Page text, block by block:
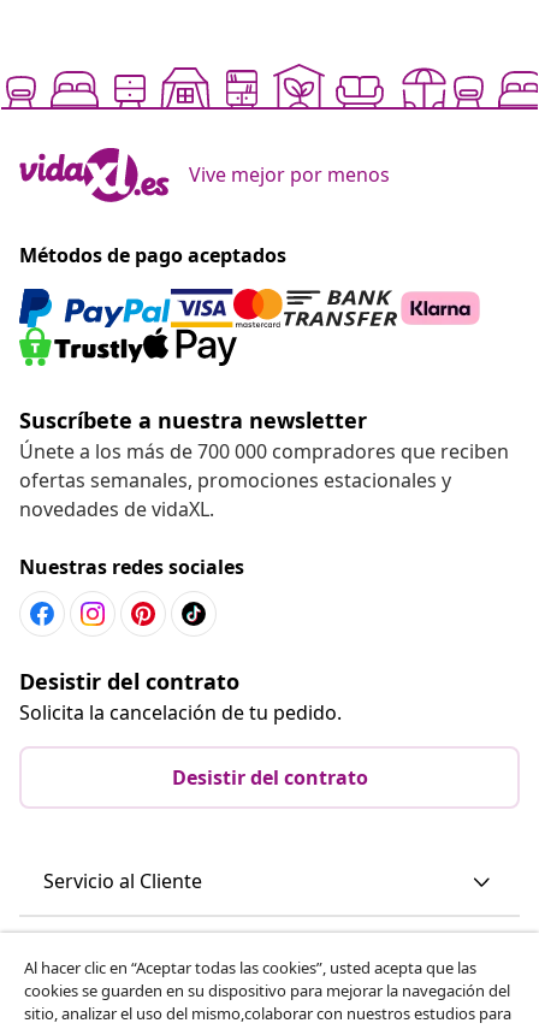
Vive mejor por menos
Métodos de pago aceptados
Suscríbete a nuestra newsletter
Únete a los más de 700 000 compradores que reciben
ofertas semanales, promociones estacionales y
novedades de vidaXL.
Nuestras redes sociales
Desistir del contrato
Solicita la cancelación de tu pedido.
Desistir del contrato
Servicio al Cliente
vidaXL
Al hacer clic en “Aceptar todas las cookies”, usted acepta que las
cookies se guarden en su dispositivo para mejorar la navegación del
sitio, analizar el uso del mismo,colaborar con nuestros estudios para